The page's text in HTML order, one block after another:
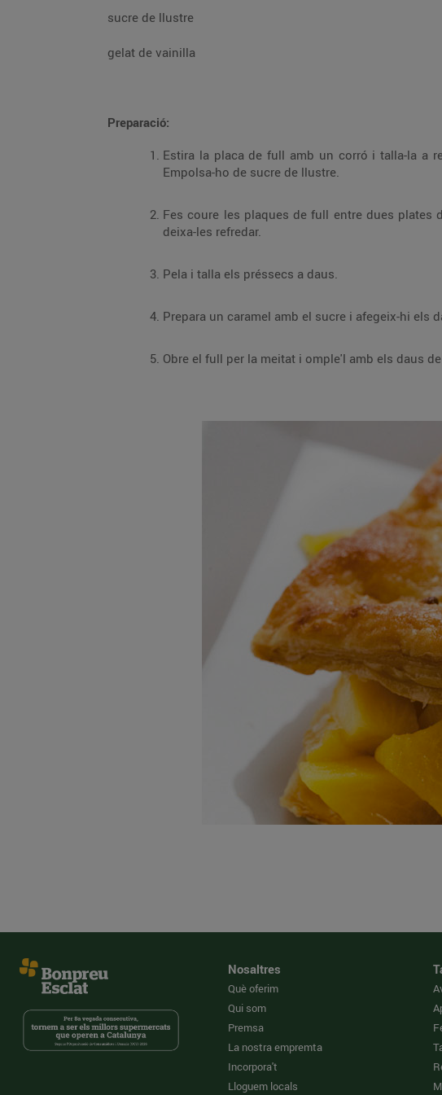
sucre de llustre
gelat de vainilla
Preparació:
Estira la placa de full amb un corró i talla-la a
Empolsa-ho de sucre de llustre.
Fes coure les plaques de full entre dues plates
deixa-les refredar.
Pela i talla els préssecs a daus.
Prepara un caramel amb el sucre i afegeix-hi els
Obre el full per la meitat i omple'l amb els daus
Nosaltres
Què oferim
Qui som
Premsa
La nostra empremta
Incorpora't
Lloguem locals